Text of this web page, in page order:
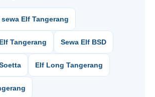
Elf Tangerang
Tangerang Sewa Elf BSD
Elf Long Tangerang